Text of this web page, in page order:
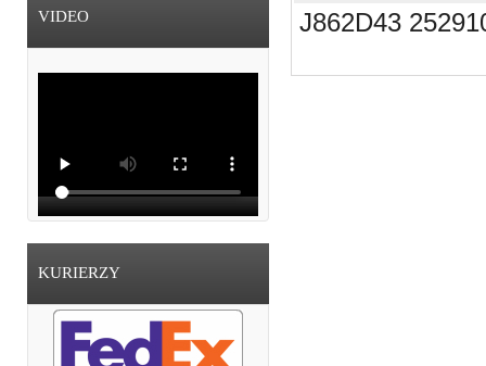
VIDEO
KURIERZY
J862D43